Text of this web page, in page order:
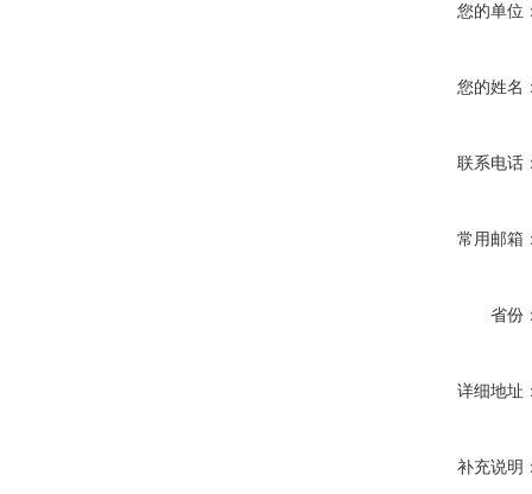
您的单位
您的姓名
联系电话
常用邮箱
省份
详细地址
补充说明